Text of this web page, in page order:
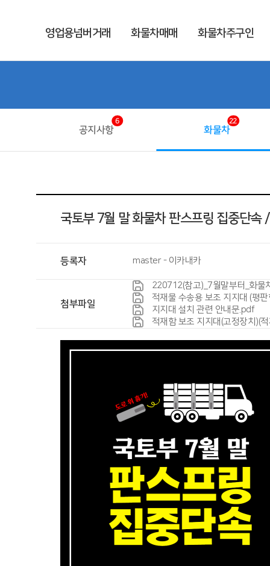
영업용넘버거래 화물차매매 화물차주구인
공지사항
6
화물차
22
국토부 7월 말 화물차 판스프링 집중단
등록자 master - 이카내카
첨부파일
220712(참고)_7월말부터_화물
적재물 수송용 보조 지지대 (평
지지대 설치 관련 안내문.pdf
적재함 보조 지지대(고정장치)(